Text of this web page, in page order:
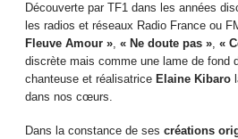
Découverte par TF1 dans les années
les radios et réseaux Radio France ou
Fleuve Amour »,« Ne doute pas »,«
discrète mais comme une lame de fond
chanteuse et réalisatrice Elaine Kibaro
dans nos cœurs.
Dans la constance de sescréations